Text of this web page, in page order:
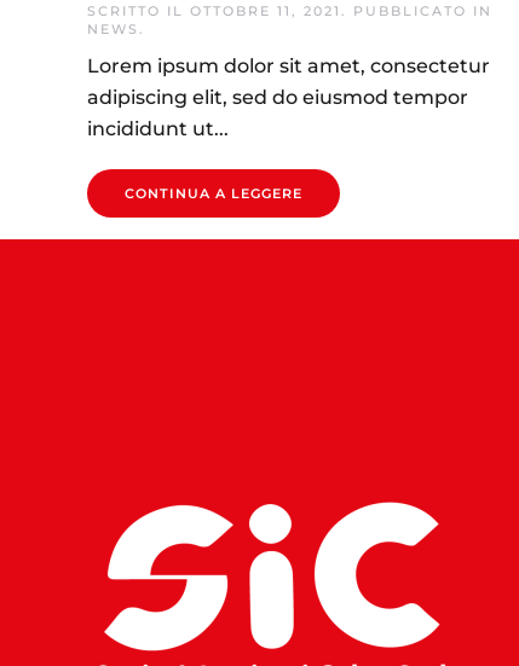
SCRITTO IL OTTOBRE 11, 2021
. PUBBLICATO IN
NEWS
Lorem ipsum dolor sit amet, consectetur
adipiscing elit, sed do eiusmod tempor
incididunt ut...
CONTINUA A LEGGERE